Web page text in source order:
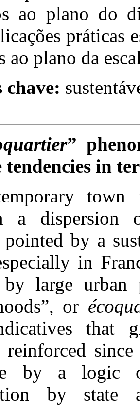
ao plano do
práticas
ao plano da
chave:
”
tendencies in
a dispersion
pointed by a
in
large urban
or
that
reinforced
by a logic
by state